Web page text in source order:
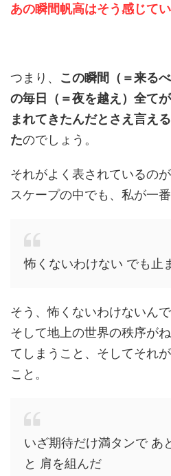
あの瞬間帆高はそう感じてい
つまり、 この瞬間（＝来る
の毎日（＝夜を越え）全て
まれてきたんだとさえ言え
たのでしょう。
それがよく表されているの
スケープの中でも、私が一
怖くないわけない でも止
そう、怖くないわけないん
そして地上の世界の秩序が
てしまうこと、そしてそれ
こと。
いざ期待だけ満タンで あ
と 肩を組んだ